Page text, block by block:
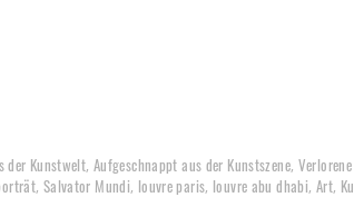
der Kunstwelt, Aufgeschnappt aus der Kunstszene,
, Salvator Mundi, louvre paris, louvre abu dhabi, Art,